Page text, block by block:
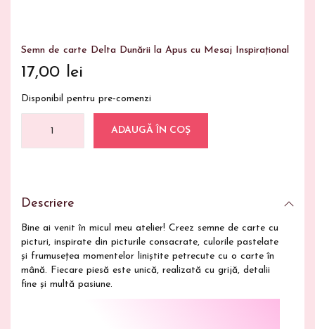
Semn de carte Delta Dunării la Apus cu Mesaj Inspirațional
17,00 lei
Disponibil pentru pre-comenzi
ADAUGĂ ÎN COȘ
Descriere
Bine ai venit în micul meu atelier! Creez semne de carte cu
picturi, inspirate din picturile consacrate, culorile pastelate
și frumusețea momentelor liniștite petrecute cu o carte în
mână. Fiecare piesă este unică, realizată cu grijă, detalii
fine și multă pasiune.